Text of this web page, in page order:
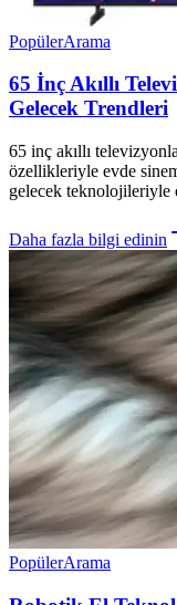
PopülerArama
65 İnç Akıllı
Gelecek Trendleri
65 inç akıllı
özellikleriyle evde
gelecek teknolojileriyle
Daha fazla bilgi edinin
PopülerArama